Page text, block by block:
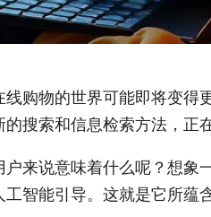
购物的世界可能即将变
搜索和信息检索方法，正
来说意味着什么呢？想
智能引导。这就是它所蕴